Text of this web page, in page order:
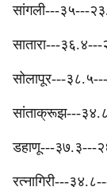
‎सांगली---३५---
सातारा---
‎सोलापूर---
‎सांताक्रूझ---
डहाणू---३७.३---
रत्नागिरी---